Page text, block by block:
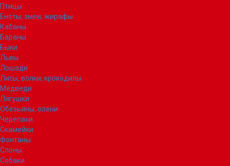
Птицы
Еноты, змеи, жирафы
Кабаны
Бараны
Быки
Львы
Лошади
Лисы, волки, крокодилы
Медведи
Лягушки
Обезьяны, олени
Черепахи
Скамейки
Фонтаны
Слоны
Собаки